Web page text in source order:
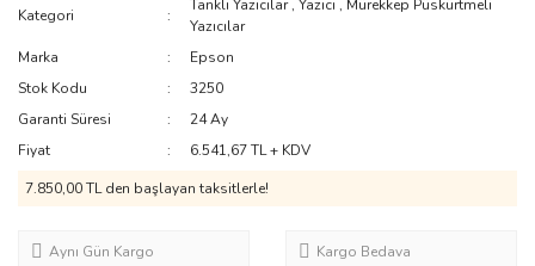
Kategori
Tanklı Yazıcılar,Yazıcı, Mürekkep Püskürtmeli
Yazıcılar
Marka
Epson
Stok Kodu
3250
Garanti Süresi
24 Ay
Fiyat
6.541,67 TL + KDV
7.850,00 TL den başlayan taksitlerle!
Aynı Gün Kargo Kargo Bedava